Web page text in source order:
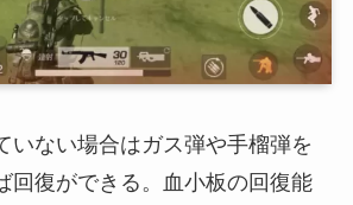
いない場合はガス弾や手榴弾を
回復ができる。血小板の回復能